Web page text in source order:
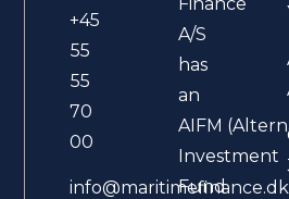
+45
55
55
70
00
info@maritimefinance.dk
A/S
has
an
AIFM
Investment
Fund